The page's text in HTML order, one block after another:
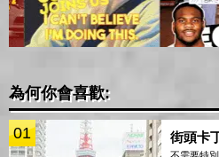
為何你會喜歡:
01 街頭卡